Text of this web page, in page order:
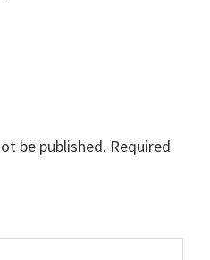
be published. Required